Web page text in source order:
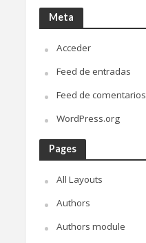
Meta
Acceder
Feed de entradas
Feed de comentarios
WordPress.org
Pages
All Layouts
Authors
Authors module